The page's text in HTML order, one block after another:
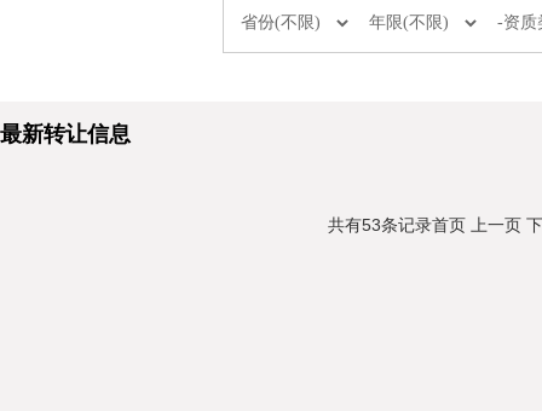
最新转让信息
共有53条记录首页 上一页